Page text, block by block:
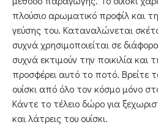
πλούσιο αρωματικό προφίλ και
γεύσης του. Καταναλώνεται
συχνά χρησιμοποιείται σε
συχνά εκτιμούν την ποικιλία
προσφέρει αυτό το ποτό. Βρείτε
ουίσκι από όλο τον κόσμο μόνο
Κάντε το τέλειο δώρο για
και λάτρεις του ουίσκι.